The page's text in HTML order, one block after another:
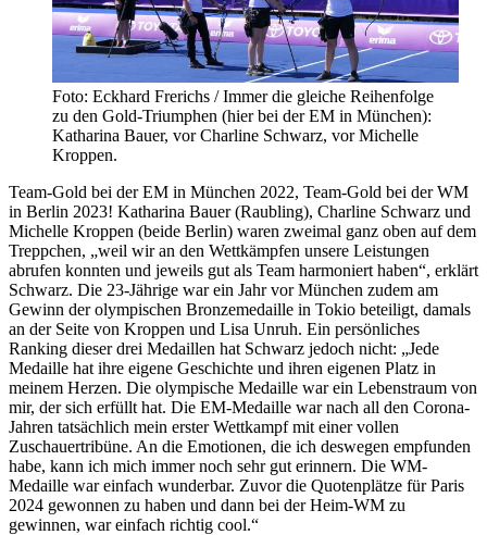
Foto: Eckhard Frerichs / Immer die gleiche Reihenfolge
zu den Gold-Triumphen (hier bei der EM in München):
Katharina Bauer, vor Charline Schwarz, vor Michelle
Kroppen.
Team-Gold bei der EM in München 2022, Team-Gold bei der WM
in Berlin 2023! Katharina Bauer (Raubling), Charline Schwarz und
Michelle Kroppen (beide Berlin) waren zweimal ganz oben auf dem
Treppchen, „weil wir an den Wettkämpfen unsere Leistungen
abrufen konnten und jeweils gut als Team harmoniert haben“, erklärt
Schwarz. Die 23-Jährige war ein Jahr vor München zudem am
Gewinn der olympischen Bronzemedaille in Tokio beteiligt, damals
an der Seite von Kroppen und Lisa Unruh. Ein persönliches
Ranking dieser drei Medaillen hat Schwarz jedoch nicht: „Jede
Medaille hat ihre eigene Geschichte und ihren eigenen Platz in
meinem Herzen. Die olympische Medaille war ein Lebenstraum von
mir, der sich erfüllt hat. Die EM-Medaille war nach all den Corona-
Jahren tatsächlich mein erster Wettkampf mit einer vollen
Zuschauertribüne. An die Emotionen, die ich deswegen empfunden
habe, kann ich mich immer noch sehr gut erinnern. Die WM-
Medaille war einfach wunderbar. Zuvor die Quotenplätze für Paris
2024 gewonnen zu haben und dann bei der Heim-WM zu
gewinnen, war einfach richtig cool.“